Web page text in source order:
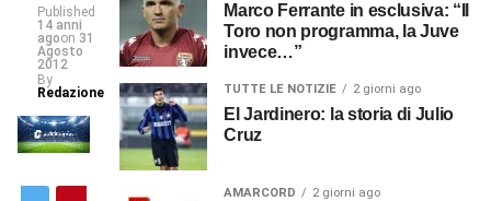
Published
14 anni
agoon 31
Agosto
2012
By
Redazione
Marco Ferrante in esclusiva: “Il
Toro non programma, la Juve
invece…”
TUTTE LE NOTIZIE 2 giorni ago
El Jardinero: la storia di Julio
Cruz
AMARCORD 2 giorni ago